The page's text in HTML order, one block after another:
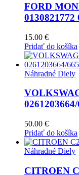
FORD
0130821772
15.00 €
Pridať do košíka
Náhradné Diely
50.00 €
Pridať do košíka
Náhradné Diely
CITROEN